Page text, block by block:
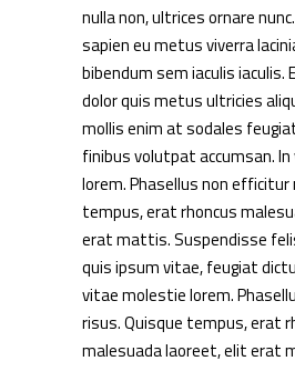
nulla non, ultrices ornare
sapien eu metus viverra
bibendum sem iaculis iaculis.
dolor quis metus ultricies
mollis enim at sodales
finibus volutpat accumsan.
lorem. Phasellus non efficitur
tempus, erat rhoncus
erat mattis. Suspendisse
quis ipsum vitae, feugiat
vitae molestie lorem.
risus. Quisque tempus, erat
malesuada laoreet, elit erat